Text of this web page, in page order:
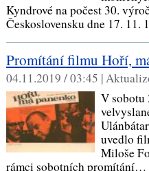
Kyndrové na počest 30.
Československu dne 17. 11.
Promítání filmu Hoří,
04.11.2019 / 03:45 |
V sobotu
uvedlo
Miloše
rámci sobotních promítání…